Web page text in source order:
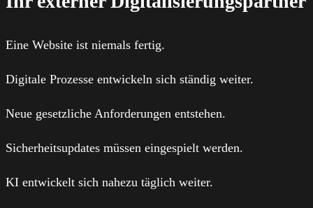
Eine Website ist niemals fertig.
Digitale Prozesse entwickeln sich ständig weiter.
Neue gesetzliche Anforderungen entstehen.
Sicherheitsupdates müssen eingespielt werden.
KI entwickelt sich nahezu täglich weiter.